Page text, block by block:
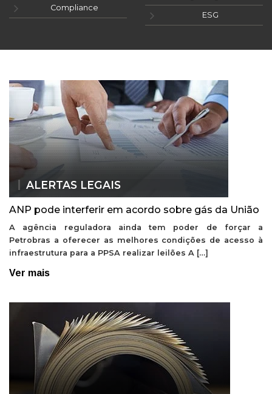
Compliance
ESG
ALERTAS LEGAIS
ANP pode interferir em acordo sobre gás da União
A agência reguladora ainda tem poder de forçar a
Petrobras a oferecer as melhores condições de acesso à
infraestrutura para a PPSA realizar leilões A […]
Ver mais